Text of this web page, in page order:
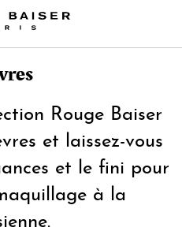
i prodotti
Rouge Baiser
et laissez-vous
et le fini pour
à la